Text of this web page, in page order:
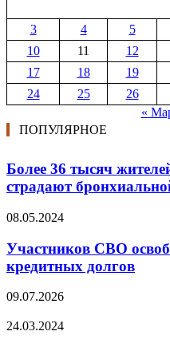
3
4 5
10
11 12
17
18 19
24
25 26
«
ПОПУЛЯРНОЕ
Более 36 тысяч
страдают
08.05.2024
Участников СВО
кредитных долгов
09.07.2026
24.03.2024